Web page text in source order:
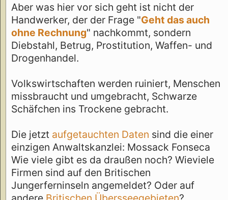
Aber was hier vor sich geht ist nicht der
Handwerker, der der Frage "Geht das auch
ohne Rechnung" nachkommt, sondern
Diebstahl, Betrug, Prostitution, Waffen- und
Drogenhandel.
Volkswirtschaften werden ruiniert, Menschen
missbraucht und umgebracht, Schwarze
Schäfchen ins Trockene gebracht.
Die jetzt aufgetauchten Daten sind die einer
einzigen Anwaltskanzlei: Mossack Fonseca
Wie viele gibt es da draußen noch? Wieviele
Firmen sind auf den Britischen
Jungerferninseln angemeldet? Oder auf